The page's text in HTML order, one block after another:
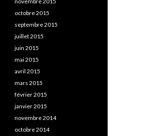
octobre 2015
septembre 2015
juillet 2015
juin 2015
mai 2015
avril 2015
mars 2015
février 2015
janvier 2015
novembre 2014
octobre 2014